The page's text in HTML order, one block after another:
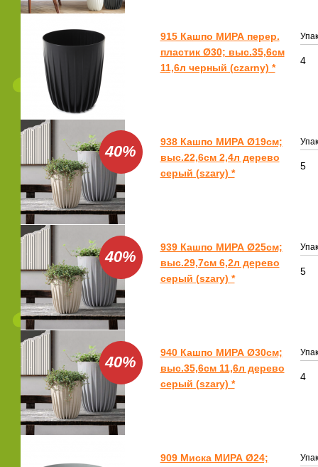
915 Кашпо МИРА перер.
пластик Ø30; выс.35,6см
11,6л черный (czarny) *
4
40%
938 Кашпо МИРА Ø19см;
выс.22,6см 2,4л дерево
серый (szary) *
5
40%
939 Кашпо МИРА Ø25см;
выс.29,7см 6,2л дерево
серый (szary) *
5
40%
940 Кашпо МИРА Ø30см;
выс.35,6см 11,6л дерево
серый (szary) *
4
909 Миска МИРА Ø24;